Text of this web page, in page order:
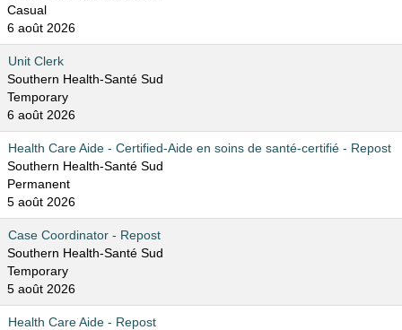
Casual
6 août 2026
Unit Clerk
Southern Health-Santé Sud
Temporary
6 août 2026
Health Care Aide - Certified-Aide en soins de santé-certifié - Repost
Southern Health-Santé Sud
Permanent
5 août 2026
Case Coordinator - Repost
Southern Health-Santé Sud
Temporary
5 août 2026
Health Care Aide - Repost